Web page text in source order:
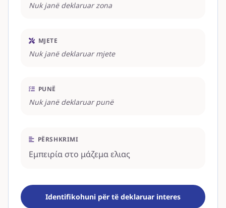
Nuk janë deklaruar zona
MJETE
Nuk janë deklaruar mjete
PUNË
Nuk janë deklaruar punë
PËRSHKRIMI
Εμπειρία στο μάζεμα ελιας
Identifikohuni për të deklaruar interes